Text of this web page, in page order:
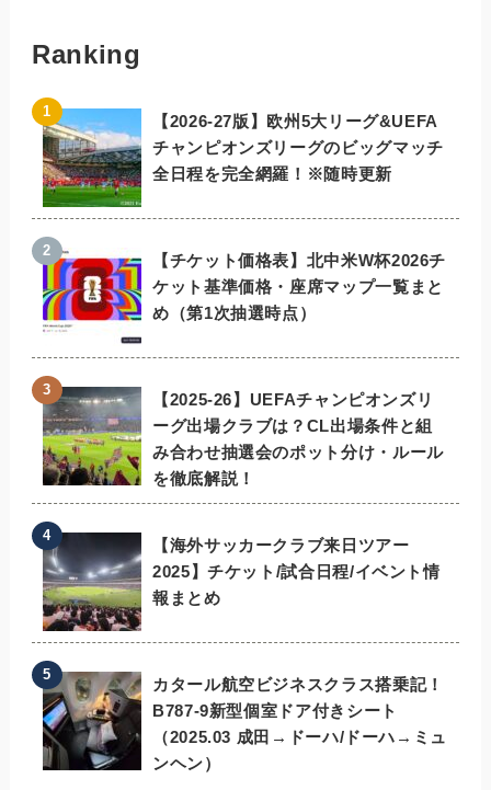
Ranking
【2026-27版】欧州5大リーグ&UEFA
チャンピオンズリーグのビッグマッチ
全日程を完全網羅！※随時更新
【チケット価格表】北中米W杯2026チ
ケット基準価格・座席マップ一覧まと
め（第1次抽選時点）
【2025-26】UEFAチャンピオンズリ
ーグ出場クラブは？CL出場条件と組
み合わせ抽選会のポット分け・ルール
を徹底解説！
【海外サッカークラブ来日ツアー
2025】チケット/試合日程/イベント情
報まとめ
カタール航空ビジネスクラス搭乗記！
B787-9新型個室ドア付きシート
（2025.03 成田→ドーハ/ドーハ→ミュ
ンヘン）